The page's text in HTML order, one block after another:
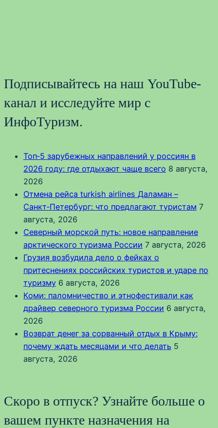
Подписывайтесь на наш YouTube-
канал и исследуйте мир с
ИнфоТуризм.
Топ‑5 зарубежных направлений у россиян в
2026 году: где отдыхают чаще всего 8 августа,
2026
Отмена рейса turkish airlines Даламан –
Санкт‑Петербург: что предлагают туристам 7
августа, 2026
Северный морской путь: новое направление
арктического туризма России 7 августа, 2026
Грузия возбудила дело о фейках о
притеснениях российских туристов и ударе по
туризму 6 августа, 2026
Коми: паломничество и этнофестивали как
драйвер северного туризма России 6 августа,
2026
Возврат денег за сорванный отдых в Крыму:
почему ждать месяцами и что делать 5
августа, 2026
Скоро в отпуск? Узнайте больше о
вашем пункте назначения на